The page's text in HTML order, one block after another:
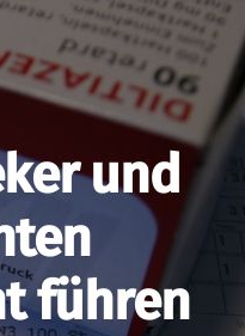
und
führen